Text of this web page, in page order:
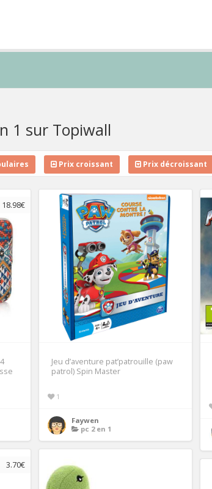
1 sur Topiwall
Prix croissant Prix décroissant
18.98€
Jeu d’aventure pat’patrouille (paw
patrol) Spin Master
1
Faywen
pc 2 en 1
3.70€